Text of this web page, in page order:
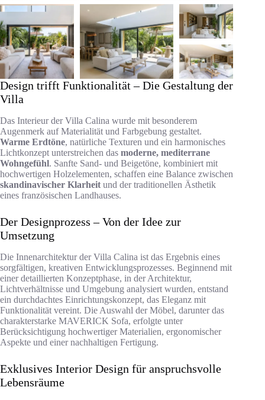
Design trifft Funktionalität – Die Gestaltung der
Villa
Das Interieur der Villa Calina wurde mit besonderem
Augenmerk auf Materialität und Farbgebung gestaltet.
Warme Erdtöne, natürliche Texturen und ein harmonisches
Lichtkonzept unterstreichen das moderne, mediterrane
Wohngefühl. Sanfte Sand- und Beigetöne, kombiniert mit
hochwertigen Holzelementen, schaffen eine Balance zwischen
skandinavischer Klarheit und der traditionellen Ästhetik
eines französischen Landhauses.
Der Designprozess – Von der Idee zur
Umsetzung
Die Innenarchitektur der Villa Calina ist das Ergebnis eines
sorgfältigen, kreativen Entwicklungsprozesses. Beginnend mit
einer detaillierten Konzeptphase, in der Architektur,
Lichtverhältnisse und Umgebung analysiert wurden, entstand
ein durchdachtes Einrichtungskonzept, das Eleganz mit
Funktionalität vereint. Die Auswahl der Möbel, darunter das
charakterstarke MAVERICK Sofa, erfolgte unter
Berücksichtigung hochwertiger Materialien, ergonomischer
Aspekte und einer nachhaltigen Fertigung.
Exklusives Interior Design für anspruchsvolle
Lebensräume